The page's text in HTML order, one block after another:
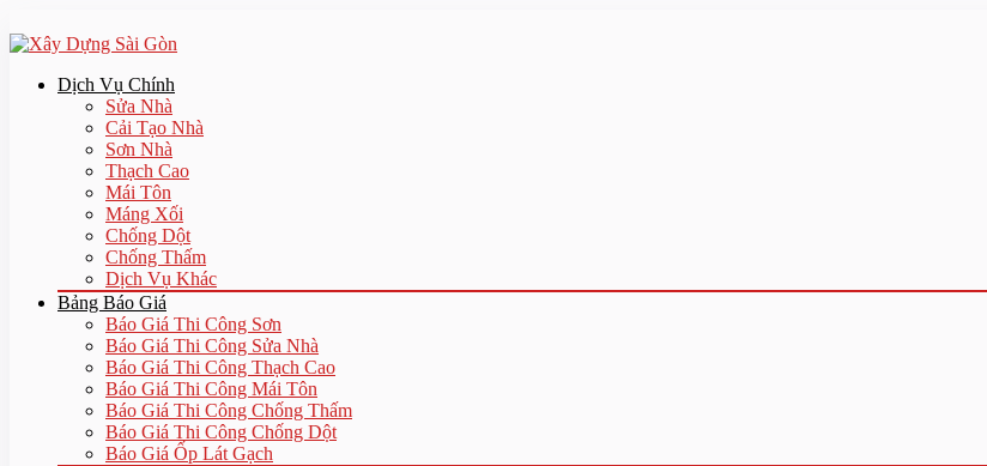
Dịch Vụ Chính
Sửa Nhà
Cải Tạo Nhà
Sơn Nhà
Thạch Cao
Mái Tôn
Máng Xối
Chống Dột
Chống Thấm
Dịch Vụ Khác
Bảng Báo Giá
Báo Giá Thi Công Sơn
Báo Giá Thi Công Sửa Nhà
Báo Giá Thi Công Thạch Cao
Báo Giá Thi Công Mái Tôn
Báo Giá Thi Công Chống Thấm
Báo Giá Thi Công Chống Dột
Báo Giá Ốp Lát Gạch